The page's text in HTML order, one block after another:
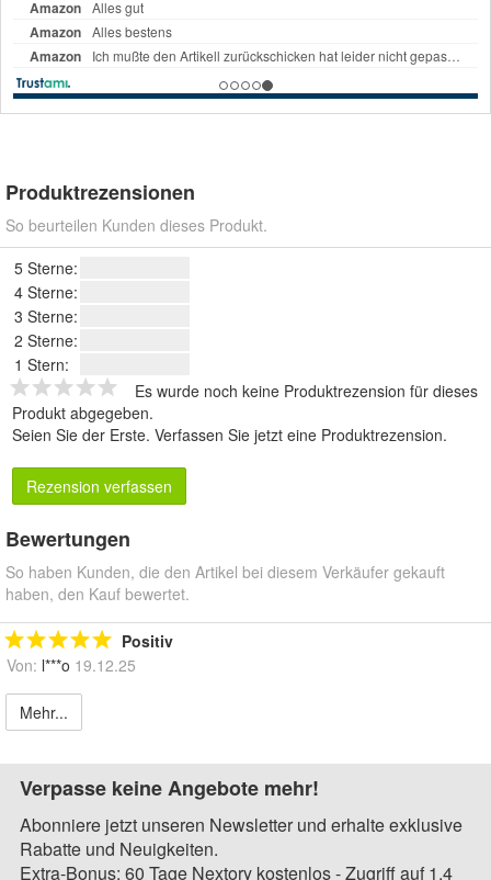
Produktrezensionen
So beurteilen Kunden dieses Produkt.
5 Sterne:
4 Sterne:
3 Sterne:
2 Sterne:
1 Stern:
Es wurde noch keine Produktrezension für dieses
Produkt abgegeben.
Seien Sie der Erste. Verfassen Sie jetzt eine Produktrezension.
Rezension verfassen
Bewertungen
So haben Kunden, die den Artikel bei diesem Verkäufer gekauft
haben, den Kauf bewertet.
Positiv
Von: l***o 19.12.25
Mehr...
Verpasse keine Angebote mehr!
Abonniere jetzt unseren Newsletter und erhalte exklusive
Rabatte und Neuigkeiten.
Extra-Bonus: 60 Tage Nextory kostenlos - Zugriff auf 1,4